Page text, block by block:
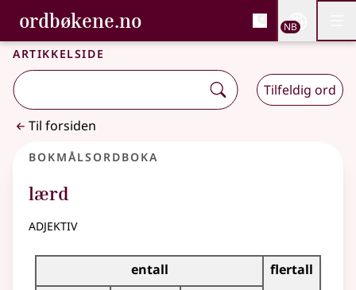
Gå til hovedinnhold
Tilgjengelighet
ordbøkene.no, Bokmålsordboka og
Bokmålsordboka og Nynorskordboka
NB
Artikkelside
Tilfeldig ord
Til forsiden
Bokmålsordboka
lærd
adjektiv
Bøyingstabell for dette adjektivet
entall
flertall